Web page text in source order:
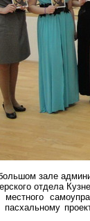
зале
отдела